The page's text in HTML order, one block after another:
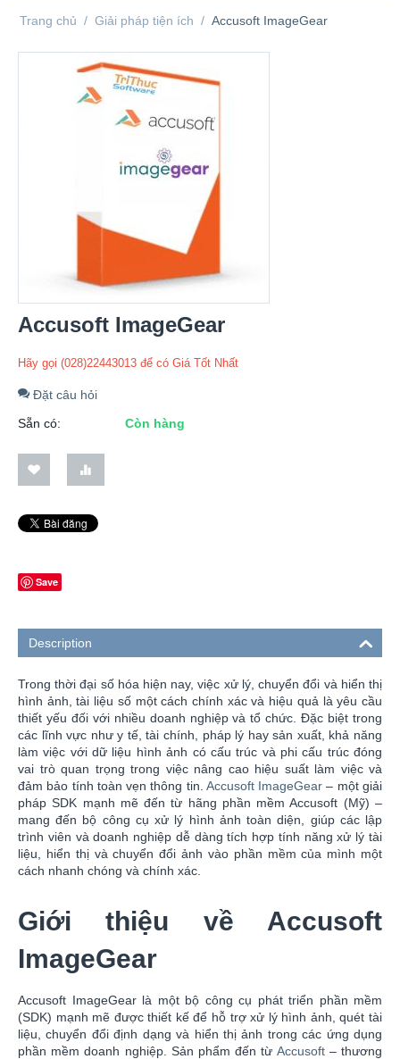
Trang chủ / Giải pháp tiện ích / Accusoft ImageGear
Accusoft ImageGear
Hãy gọi (028)22443013 để có Giá Tốt Nhất
Đặt câu hỏi
Sẵn có:
Còn hàng
Save
Description
Trong thời đại số hóa hiện nay, việc xử lý, chuyển đổi và hiển thị
hình ảnh, tài liệu số một cách chính xác và hiệu quả là yêu cầu
thiết yếu đối với nhiều doanh nghiệp và tổ chức. Đặc biệt trong
các lĩnh vực như y tế, tài chính, pháp lý hay sản xuất, khả năng
làm việc với dữ liệu hình ảnh có cấu trúc và phi cấu trúc đóng
vai trò quan trọng trong việc nâng cao hiệu suất làm việc và
đảm bảo tính toàn vẹn thông tin. Accusoft ImageGear – một giải
pháp SDK mạnh mẽ đến từ hãng phần mềm Accusoft (Mỹ) –
mang đến bộ công cụ xử lý hình ảnh toàn diện, giúp các lập
trình viên và doanh nghiệp dễ dàng tích hợp tính năng xử lý tài
liệu, hiển thị và chuyển đổi ảnh vào phần mềm của mình một
cách nhanh chóng và chính xác.
Giới thiệu về Accusoft
ImageGear
Accusoft ImageGear là một bộ công cụ phát triển phần mềm
(SDK) mạnh mẽ được thiết kế để hỗ trợ xử lý hình ảnh, quét tài
liệu, chuyển đổi định dạng và hiển thị ảnh trong các ứng dụng
phần mềm doanh nghiệp. Sản phẩm đến từ Accusoft– thương